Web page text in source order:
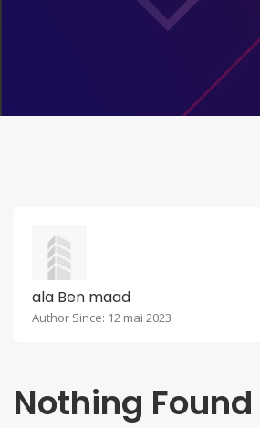
ala Ben maad
Author Since: 12 mai 2023
Nothing Found